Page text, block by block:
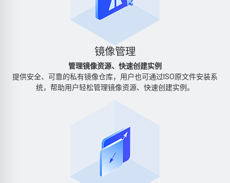
镜像管理
管理镜像资源、快速创建实例
提供安全、可靠的私有镜像仓库，用户也可通过ISO原文件安装系
统，帮助用户轻松管理镜像资源、快速创建实例。